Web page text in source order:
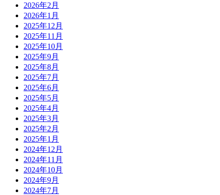
2026年2月
2026年1月
2025年12月
2025年11月
2025年10月
2025年9月
2025年8月
2025年7月
2025年6月
2025年5月
2025年4月
2025年3月
2025年2月
2025年1月
2024年12月
2024年11月
2024年10月
2024年9月
2024年7月